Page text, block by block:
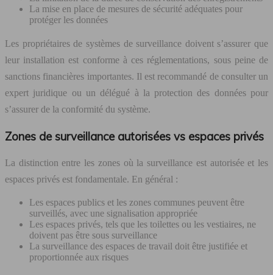
La mise en place de mesures de sécurité adéquates pour
protéger les données
Les propriétaires de systèmes de surveillance doivent s’assurer que
leur installation est conforme à ces réglementations, sous peine de
sanctions financières importantes. Il est recommandé de consulter un
expert juridique ou un délégué à la protection des données pour
s’assurer de la conformité du système.
Zones de surveillance autorisées vs espaces privés
La distinction entre les zones où la surveillance est autorisée et les
espaces privés est fondamentale. En général :
Les espaces publics et les zones communes peuvent être
surveillés, avec une signalisation appropriée
Les espaces privés, tels que les toilettes ou les vestiaires, ne
doivent pas être sous surveillance
La surveillance des espaces de travail doit être justifiée et
proportionnée aux risques